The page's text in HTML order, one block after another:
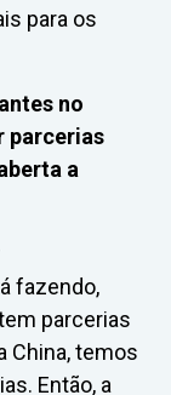
para os
no
parcerias
a
fazendo,
parcerias
China, temos
Então, a